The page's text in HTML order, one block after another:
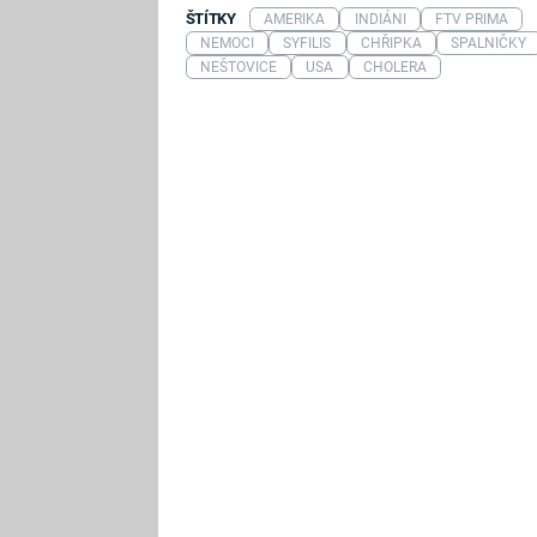
ŠTÍTKY AMERIKA INDIÁNI
FTV PRIMA
NEMOCI
SYFILIS CHŘIPKA
SPALNIČKY
NEŠTOVICE
USA CHOLERA